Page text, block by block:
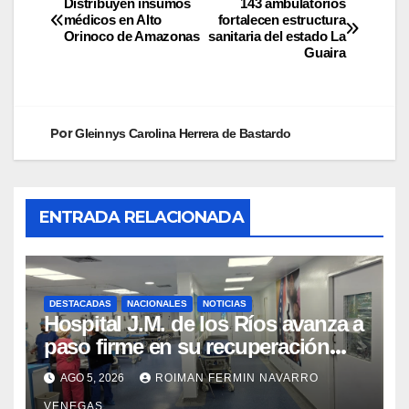
143 ambulatorios
fortalecen estructura
sanitaria del estado La
Guaira
Distribuyen insumos
médicos en Alto
Orinoco de Amazonas
PorGleinnys Carolina Herrera de Bastardo
ENTRADA RELACIONADA
DESTACADAS NACIONALES NOTICIAS
Hospital J.M. de los Ríos avanza a
paso firme en su recuperación
tras los recientes eventos
sísmicos
AGO 5, 2026 ROIMAN FERMIN NAVARRO
VENEGAS